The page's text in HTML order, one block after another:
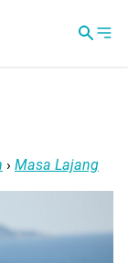
› Masa Lajang